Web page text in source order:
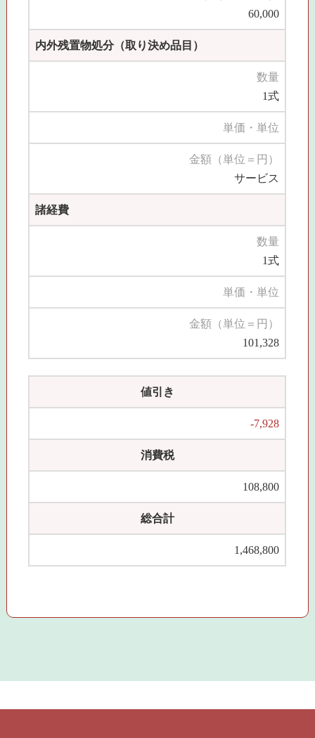
60,000
内外残置物処分（取り決め品目）
数量
1式
単価・単位
金額（単位＝円）
サービス
諸経費
数量
1式
単価・単位
金額（単位＝円）
101,328
値引き
-7,928
消費税
108,800
総合計
1,468,800